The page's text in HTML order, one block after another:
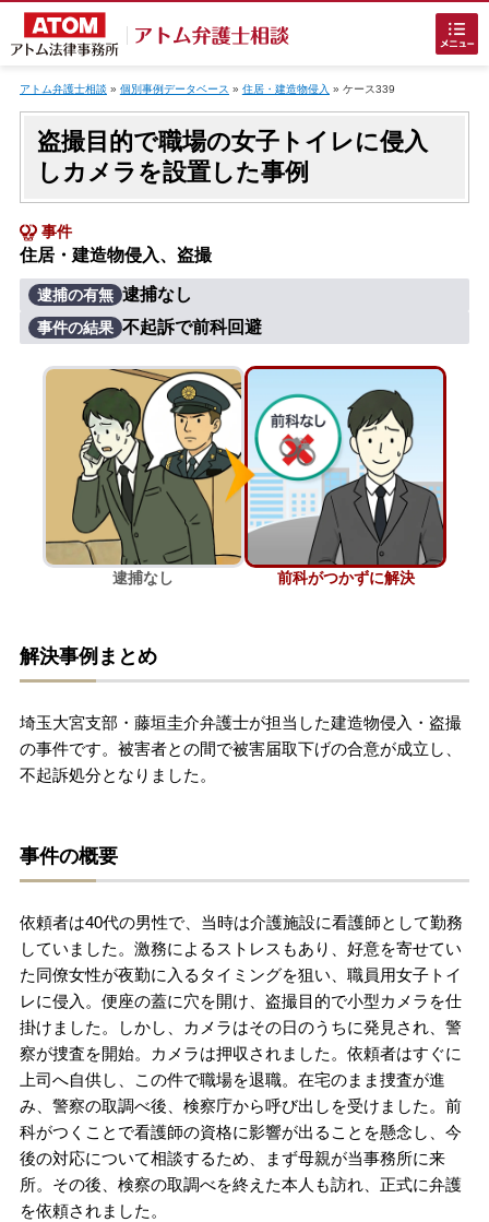
ホームに戻る
刑事事件でお困りの方
刑事事件の無料相談
接見・面会を弁護士に依頼
刑事事件を示談で解決したい
弁護士紹介
弁護士費用
解決実績
ご依頼者からのお手紙
無料相談の口コミ評判
刑事事件について知りたい方
刑事事件データベース
アトム弁護士相談 » 個別事例データベース » 住居・建造物侵入 » ケース339
盗撮目的で職場の女子トイレに侵入
しカメラを設置した事例
事件
住居・建造物侵入、盗撮
逮捕の有無 逮捕なし
事件の結果 不起訴で前科回避
逮捕なし 前科がつかずに解決
解決事例まとめ
埼玉大宮支部・藤垣圭介弁護士が担当した建造物侵入・盗撮
の事件です。被害者との間で被害届取下げの合意が成立し、
不起訴処分となりました。
事件の概要
依頼者は40代の男性で、当時は介護施設に看護師として勤務
していました。激務によるストレスもあり、好意を寄せてい
た同僚女性が夜勤に入るタイミングを狙い、職員用女子トイ
レに侵入。便座の蓋に穴を開け、盗撮目的で小型カメラを仕
掛けました。しかし、カメラはその日のうちに発見され、警
察が捜査を開始。カメラは押収されました。依頼者はすぐに
上司へ自供し、この件で職場を退職。在宅のまま捜査が進
み、警察の取調べ後、検察庁から呼び出しを受けました。前
科がつくことで看護師の資格に影響が出ることを懸念し、今
後の対応について相談するため、まず母親が当事務所に来
所。その後、検察の取調べを終えた本人も訪れ、正式に弁護
を依頼されました。